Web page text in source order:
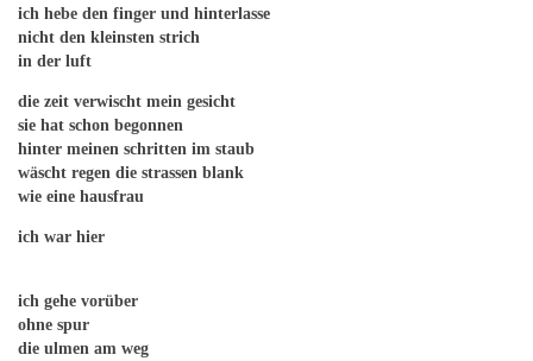
ich hebe den finger und hinterlasse
nicht den kleinsten strich
in der luft
die zeit verwischt mein gesicht
sie hat schon begonnen
hinter meinen schritten im staub
wäscht regen die strassen blank
wie eine hausfrau
ich war hier
ich gehe vorüber
ohne spur
die ulmen am weg